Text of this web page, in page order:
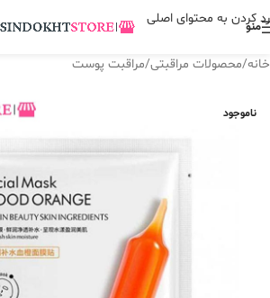
رد کردن به محتوای اصلی
منو
خانه/محصولات مراقبتی/مراقبت پوست
ناموجود